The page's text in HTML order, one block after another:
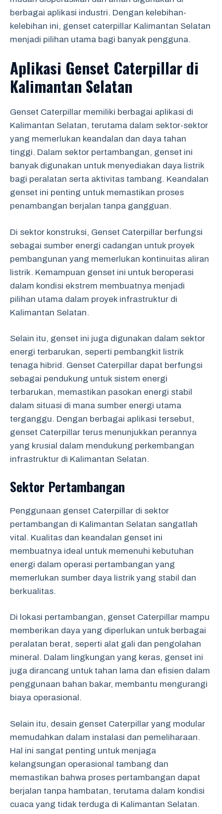
berbagai aplikasi industri. Dengan kelebihan-
kelebihan ini, genset caterpillar Kalimantan Selatan
menjadi pilihan utama bagi banyak pengguna.
Aplikasi Genset Caterpillar di
Kalimantan Selatan
Genset Caterpillar memiliki berbagai aplikasi di
Kalimantan Selatan, terutama dalam sektor-sektor
yang memerlukan keandalan dan daya tahan
tinggi. Dalam sektor pertambangan, genset ini
banyak digunakan untuk menyediakan daya listrik
bagi peralatan serta aktivitas tambang. Keandalan
genset ini penting untuk memastikan proses
penambangan berjalan tanpa gangguan.
Di sektor konstruksi, Genset Caterpillar berfungsi
sebagai sumber energi cadangan untuk proyek
pembangunan yang memerlukan kontinuitas aliran
listrik. Kemampuan genset ini untuk beroperasi
dalam kondisi ekstrem membuatnya menjadi
pilihan utama dalam proyek infrastruktur di
Kalimantan Selatan.
Selain itu, genset ini juga digunakan dalam sektor
energi terbarukan, seperti pembangkit listrik
tenaga hibrid. Genset Caterpillar dapat berfungsi
sebagai pendukung untuk sistem energi
terbarukan, memastikan pasokan energi stabil
dalam situasi di mana sumber energi utama
terganggu. Dengan berbagai aplikasi tersebut,
genset Caterpillar terus menunjukkan perannya
yang krusial dalam mendukung perkembangan
infrastruktur di Kalimantan Selatan.
Sektor Pertambangan
Penggunaan genset Caterpillar di sektor
pertambangan di Kalimantan Selatan sangatlah
vital. Kualitas dan keandalan genset ini
membuatnya ideal untuk memenuhi kebutuhan
energi dalam operasi pertambangan yang
memerlukan sumber daya listrik yang stabil dan
berkualitas.
Di lokasi pertambangan, genset Caterpillar mampu
memberikan daya yang diperlukan untuk berbagai
peralatan berat, seperti alat gali dan pengolahan
mineral. Dalam lingkungan yang keras, genset ini
juga dirancang untuk tahan lama dan efisien dalam
penggunaan bahan bakar, membantu mengurangi
biaya operasional.
Selain itu, desain genset Caterpillar yang modular
memudahkan dalam instalasi dan pemeliharaan.
Hal ini sangat penting untuk menjaga
kelangsungan operasional tambang dan
memastikan bahwa proses pertambangan dapat
berjalan tanpa hambatan, terutama dalam kondisi
cuaca yang tidak terduga di Kalimantan Selatan.